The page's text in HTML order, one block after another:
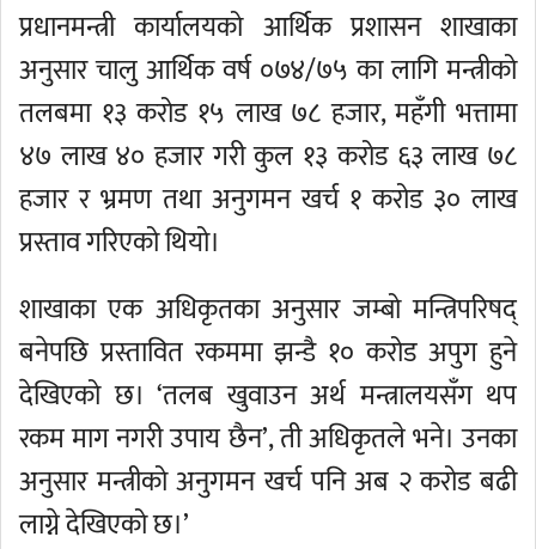
प्रधानमन्त्री कार्यालयको आर्थिक प्रशासन शाखाका
अनुसार चालु आर्थिक वर्ष ०७४/७५ का लागि मन्त्रीको
तलबमा १३ करोड १५ लाख ७८ हजार, महँगी भत्तामा
४७ लाख ४० हजार गरी कुल १३ करोड ६३ लाख ७८
हजार र भ्रमण तथा अनुगमन खर्च १ करोड ३० लाख
प्रस्ताव गरिएको थियो।
शाखाका एक अधिकृतका अनुसार जम्बो मन्त्रिपरिषद्
बनेपछि प्रस्तावित रकममा झन्डै १० करोड अपुग हुने
देखिएको छ। ‘तलब खुवाउन अर्थ मन्त्रालयसँग थप
रकम माग नगरी उपाय छैन’, ती अधिकृतले भने। उनका
अनुसार मन्त्रीको अनुगमन खर्च पनि अब २ करोड बढी
लाग्ने देखिएको छ।’